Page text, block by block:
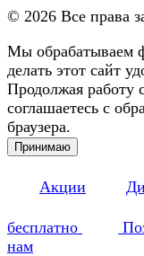
© 2026 Все права
Мы обрабатываем
делать этот сайт
Продолжая работу
соглашаетесь с
браузера.
Принимаю
Акции
бесплатно
нам